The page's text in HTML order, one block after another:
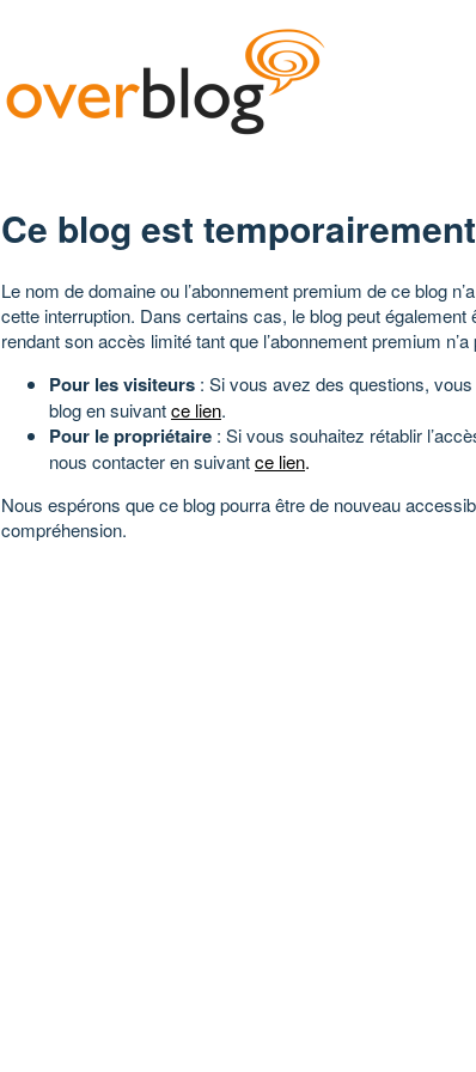
Ce blog est
Le nom de domaine ou l’abonnement premium de ce blog
cette interruption. Dans certains cas, le blog peut
rendant son accès limité tant que l’abonnement premium
Pour les visiteurs : Si vous avez des questions,
blog en suivantce lien.
Pour le propriétaire : Si vous souhaitez rétablir
nous contacter en suivantce lien.
Nous espérons que ce blog pourra être de nouveau
compréhension.